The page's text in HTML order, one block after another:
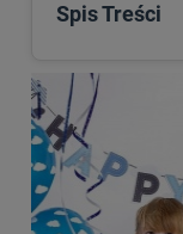
Spis Treści